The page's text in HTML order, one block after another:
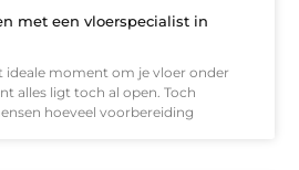
met een vloerspecialist in
ideale moment om je vloer onder
alles ligt toch al open. Toch
hoeveel voorbereiding